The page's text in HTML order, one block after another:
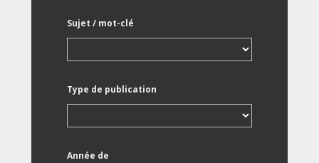
Sujet / mot-clé
Type de publication
Année de